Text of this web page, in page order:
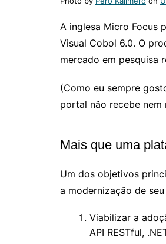
A inglesa Micro Focus
Visual Cobol 6.0. O
mercado em pesquisa
(Como eu sempre
portal não recebe
Mais que uma
Um dos objetivos
a modernização de
Viabilizar a
API RESTful,